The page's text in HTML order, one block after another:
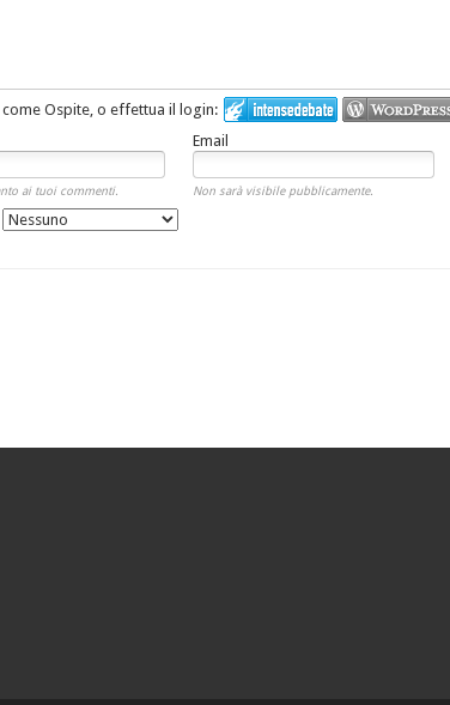
Ospite, o effettua il login:
Email
ai tuoi commenti. Non sarà visibile pubblicamente.